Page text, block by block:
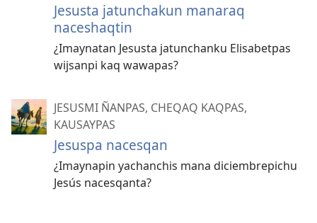
Jesusta jatunchakun manaraq
naceshaqtin
¿Imaynatan Jesusta jatunchanku Elisabetpas
wijsanpi kaq wawapas?
JESUSMI ÑANPAS, CHEQAQ KAQPAS,
KAUSAYPAS
Jesuspa nacesqan
¿Imaynapin yachanchis mana diciembrepichu
Jesús nacesqanta?